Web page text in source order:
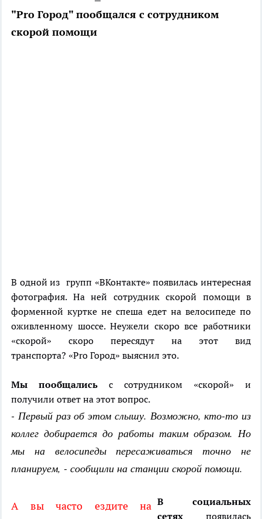
"Pro Город" пообщался с сотрудником
скорой помощи
В одной из групп «ВКонтакте» появилась интересная
фотография. На ней сотрудник скорой помощи в
форменной куртке не спеша едет на велосипеде по
оживленному шоссе. Неужели скоро все работники
«скорой» скоро пересядут на этот вид
транспорта? «Pro Город» выяснил это.
Мы пообщались с сотрудником «скорой» и
получили ответ на этот вопрос.
- Первый раз об этом слышу. Возможно, кто-то из
коллег добирается до работы таким образом. Но
мы на велосипеды пересаживаться точно не
планируем, - сообщили на станции скорой помощи.
А вы часто ездите на В социальных
сетях
появилась